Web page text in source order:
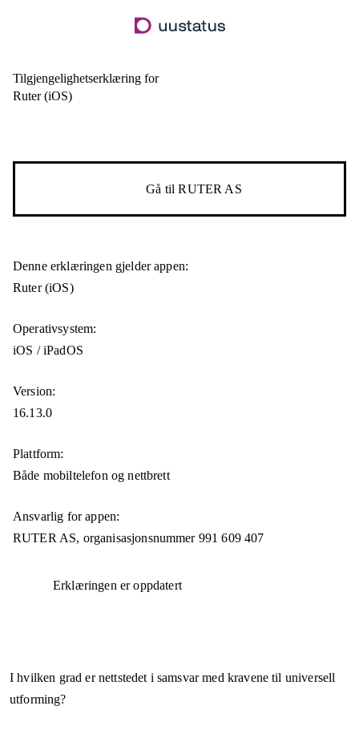
til
Tilgjengelighetserklæring for
Ruter (iOS)
Gå tilRUTER AS
Denne erklæringen gjelder appen:
Ruter (iOS)
Operativsystem:
iOS / iPadOS
Version:
16.13.0
Plattform:
Både mobiltelefon og nettbrett
Ansvarlig for appen:
RUTER AS, organisasjonsnummer 991 609 407
Erklæringen er oppdatert
I hvilken grad er nettstedet i samsvar med kravene til universell
utforming?